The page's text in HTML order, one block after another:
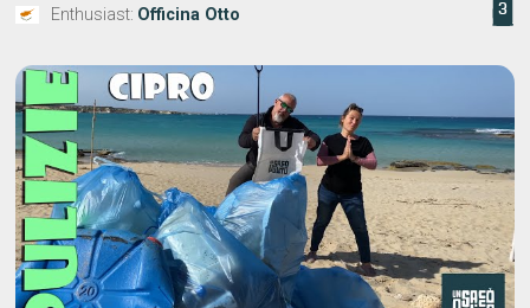
Enthusiast: Officina Otto 3